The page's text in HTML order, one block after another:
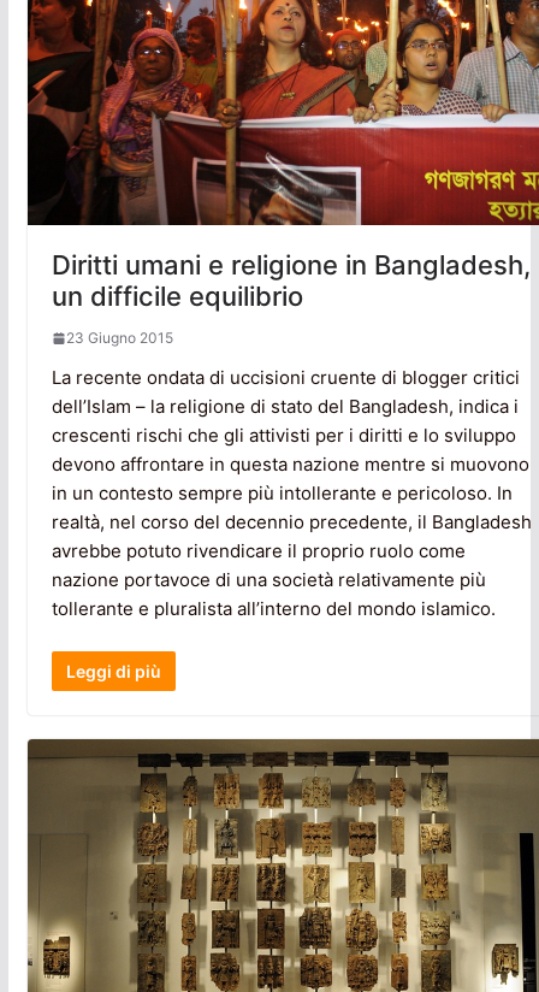
Diritti umani e religione in Bangladesh,
un difficile equilibrio
23 Giugno 2015
La recente ondata di uccisioni cruente di blogger critici
dell’Islam – la religione di stato del Bangladesh, indica i
crescenti rischi che gli attivisti per i diritti e lo sviluppo
devono affrontare in questa nazione mentre si muovono
in un contesto sempre più intollerante e pericoloso. In
realtà, nel corso del decennio precedente, il Bangladesh
avrebbe potuto rivendicare il proprio ruolo come
nazione portavoce di una società relativamente più
tollerante e pluralista all’interno del mondo islamico.
Leggi di più